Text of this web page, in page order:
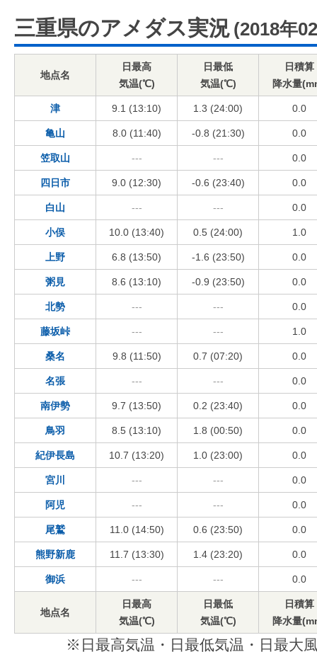
三重県のアメダス実況 (2018年
地点名
日最高
気温(℃)
日最低
気温(℃)
日積算
降水量
津 9.1 (13:10) 1.3 (24:00) 0.0
亀山 8.0 (11:40) -0.8 (21:30) 0.0
笠取山 --- --- 0.0
四日市 9.0 (12:30) -0.6 (23:40) 0.0
白山 --- --- 0.0
小俣 10.0 (13:40) 0.5 (24:00) 1.0
上野 6.8 (13:50) -1.6 (23:50) 0.0
粥見 8.6 (13:10) -0.9 (23:50) 0.0
北勢 --- --- 0.0
藤坂峠 --- --- 1.0
桑名 9.8 (11:50) 0.7 (07:20) 0.0
名張 --- --- 0.0
南伊勢 9.7 (13:50) 0.2 (23:40) 0.0
鳥羽 8.5 (13:10) 1.8 (00:50) 0.0
紀伊長島 10.7 (13:20) 1.0 (23:00) 0.0
宮川 --- --- 0.0
阿児 --- --- 0.0
尾鷲 11.0 (14:50) 0.6 (23:50) 0.0
熊野新鹿 11.7 (13:30) 1.4 (23:20) 0.0
御浜 --- --- 0.0
地点名
日最高
気温(℃)
日最低
気温(℃)
日積算
降水量
※日最高気温・日最低気温・日最大